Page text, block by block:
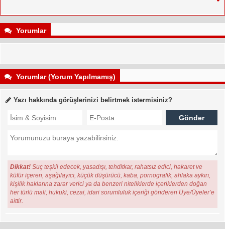
Yorumlar
Yorumlar (Yorum Yapılmamış)
Yazı hakkında görüşlerinizi belirtmek istermisiniz?
Dikkat! Suç teşkil edecek, yasadışı, tehditkar, rahatsız edici, hakaret ve
küfür içeren, aşağılayıcı, küçük düşürücü, kaba, pornografik, ahlaka aykırı,
kişilik haklarına zarar verici ya da benzeri niteliklerde içeriklerden doğan
her türlü mali, hukuki, cezai, idari sorumluluk içeriği gönderen Üye/Üyeler’e
aittir.